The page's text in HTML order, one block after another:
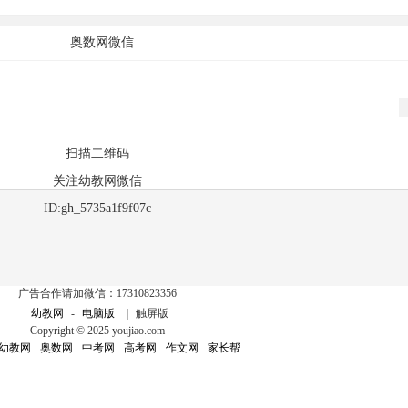
奥数网微信
扫描二维码
关注幼教网微信
ID:gh_5735a1f9f07c
广告合作请加微信：17310823356
幼教网
- 电脑版
｜ 触屏版
Copyright © 2025 youjiao.com
教网
奥数网 中考网 高考网 作文网 家长帮